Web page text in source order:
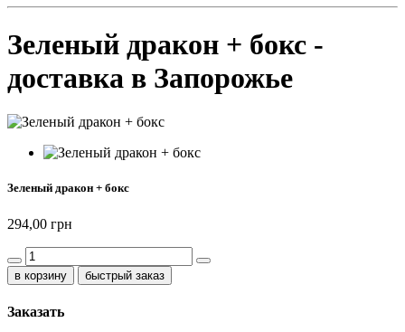
Зеленый дракон + бокс -
доставка в Запорожье
Зеленый дракон + бокс
294,00 грн
быстрый заказ
Заказать